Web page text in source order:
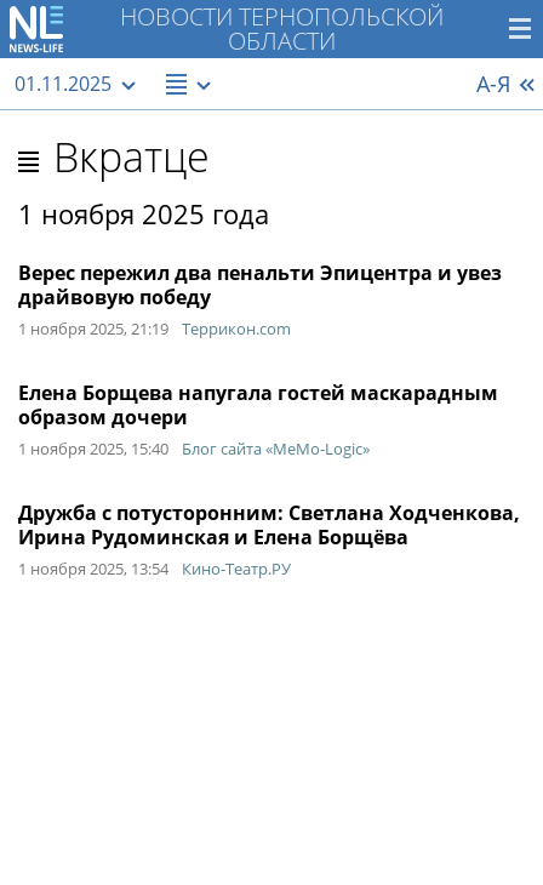
НОВОСТИ ТЕРНОПОЛЬСКОЙ
ОБЛАСТИ
01.11.2025 А-Я
Вкратце
1 ноября 2025 года
Верес пережил два пенальти Эпицентра и увез
драйвовую победу
1 ноября 2025, 21:19 Террикон.com
Елена Борщева напугала гостей маскарадным
образом дочери
1 ноября 2025, 15:40 Блог сайта «MeMo-Logic»
Дружба с потусторонним: Светлана Ходченкова,
Ирина Рудоминская и Елена Борщёва
1 ноября 2025, 13:54 Кино-Театр.РУ